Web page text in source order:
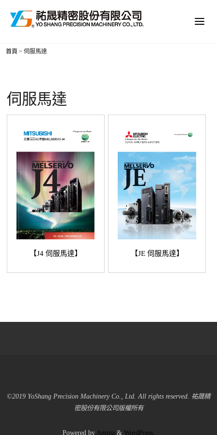
首頁 >伺服馬達
伺服馬達
【J4 伺服馬達】 【JE 伺服馬達】
©2019 YoShang Precision Machinery Co., Ltd. All rights reserved. 祐晟精
密股份有限公司版權所有
Powered byAnima & WordPress.